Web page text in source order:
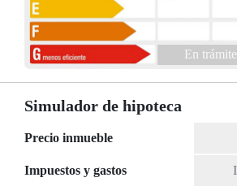
En trámite
Simulador de hipoteca
Precio inmueble
Impuestos y gastos